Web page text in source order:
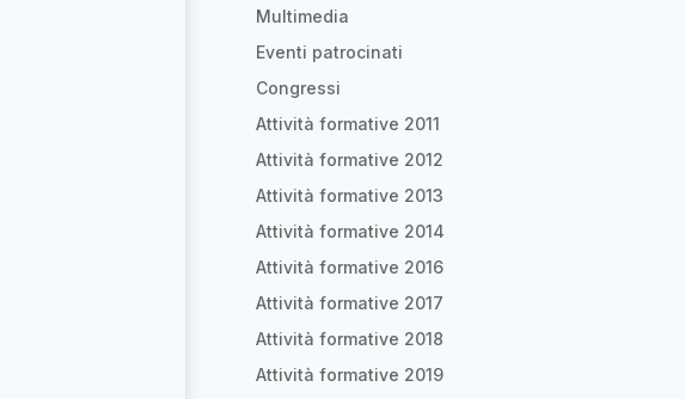
Multimedia
Eventi patrocinati
Congressi
Attività formative 2011
Attività formative 2012
Attività formative 2013
Attività formative 2014
Attività formative 2016
Attività formative 2017
Attività formative 2018
Attività formative 2019